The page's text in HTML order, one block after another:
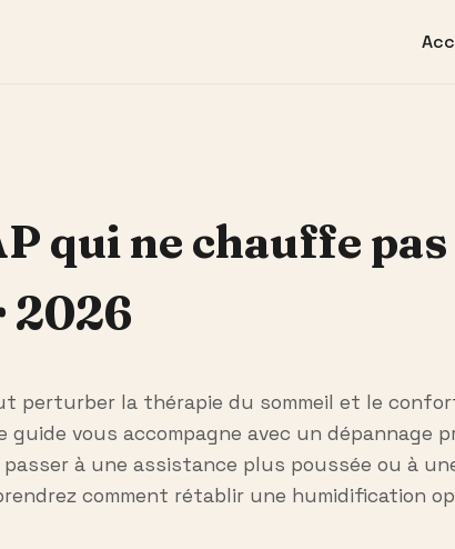
qui ne chauffe
2026
perturber la thérapie du sommeil et le
guide vous accompagne avec un dépannage
à une assistance plus poussée ou à
comment rétablir une humidification